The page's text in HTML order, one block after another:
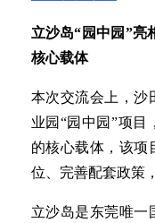
立沙岛“园中园”亮
核心载体
本次交流会上，沙
业园“园中园”项
的核心载体，该项
位、完善配套政策
立沙岛是东莞唯一